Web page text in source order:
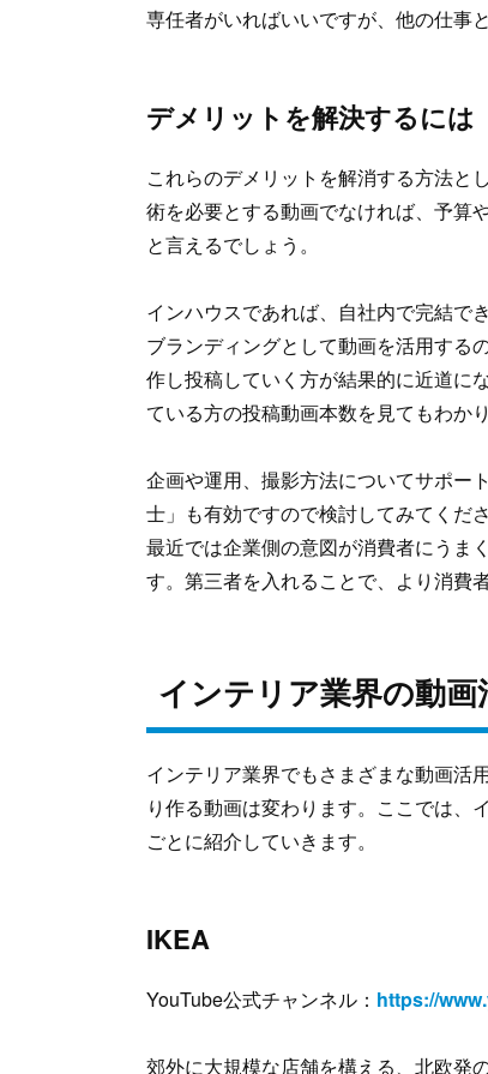
専任者がいればいいですが、他の仕事
デメリットを解決するには
これらのデメリットを解消する方法とし
術を必要とする動画でなければ、予算
と言えるでしょう。
インハウスであれば、自社内で完結で
ブランディングとして動画を活用する
作し投稿していく方が結果的に近道に
ている方の投稿動画本数を見てもわかり
企画や運用、撮影方法についてサポー
士」も有効ですので検討してみてくださ
最近では企業側の意図が消費者にうま
す。第三者を入れることで、より消費
インテリア業界の動画
インテリア業界でもさまざまな動画活
り作る動画は変わります。ここでは、
ごとに紹介していきます。
IKEA
YouTube公式チャンネル： https://
郊外に大規模な店舗を構える、北欧発